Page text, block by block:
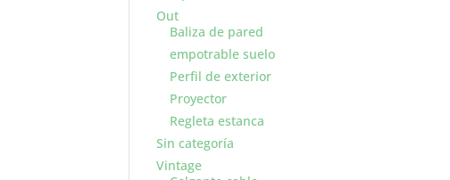
Out
Baliza de pared
empotrable suelo
Perfil de exterior
Proyector
Regleta estanca
Sin categoría
Vintage